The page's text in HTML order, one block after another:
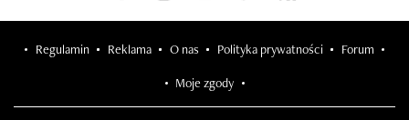
Regulamin Reklama O nas Polityka prywatności Forum
Moje zgody